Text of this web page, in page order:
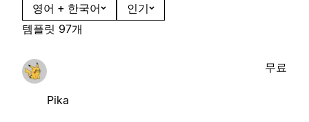
영어 + 한국어
인기
템플릿 97개
Pika
무료